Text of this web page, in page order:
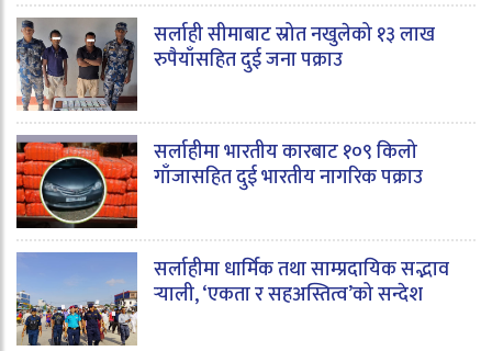
सर्लाही सीमाबाट स्रोत नखुलेको १३ लाख
रुपैयाँसहित दुई जना पक्राउ
सर्लाहीमा भारतीय कारबाट १०९ किलो
गाँजासहित दुई भारतीय नागरिक पक्राउ
सर्लाहीमा धार्मिक तथा साम्प्रदायिक सद्भाव
र्‍याली, ‘एकता र सहअस्तित्व’को सन्देश